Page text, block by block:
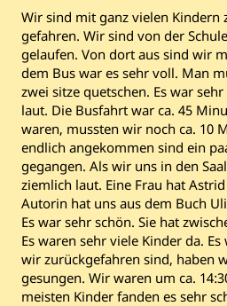
Wir sind mit ganz vielen Kindern
gefahren. Wir sind von der
gelaufen. Von dort aus sind wir
dem Bus war es sehr voll. Man
zwei sitze quetschen. Es war
laut. Die Busfahrt war ca. 45
waren, mussten wir noch ca. 10
endlich angekommen sind ein
gegangen. Als wir uns in den
ziemlich laut. Eine Frau hat
Autorin hat uns aus dem Buch
Es war sehr schön. Sie hat
Es waren sehr viele Kinder da.
wir zurückgefahren sind, haben
gesungen. Wir waren um ca.
meisten Kinder fanden es sehr